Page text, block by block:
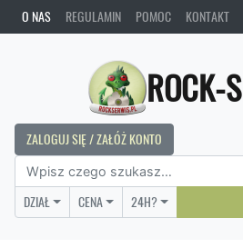
O NAS REGULAMIN POMOC KONTAKT
ROCK-
ZALOGUJ SIĘ / ZAŁÓŻ KONTO
DZIAŁ CENA 24H?